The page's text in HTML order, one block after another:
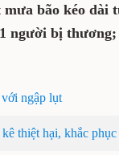
bão kéo dài
người bị
ngập lụt
thiệt hại, khắc phục